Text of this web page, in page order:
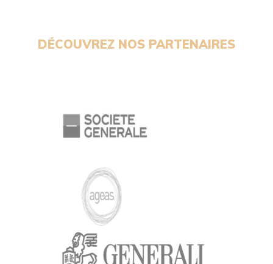
DÉCOUVREZ NOS PARTENAIRES